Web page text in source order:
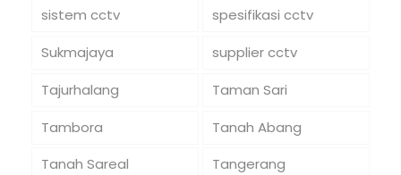
sistem cctv
spesifikasi cctv
Sukmajaya
supplier cctv
Tajurhalang
Taman Sari
Tambora
Tanah Abang
Tanah Sareal
Tangerang